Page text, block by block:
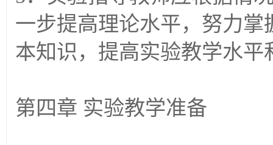
一步提高理论水平，努力
本知识，提高实验教学水平
第四章 实验教学准备